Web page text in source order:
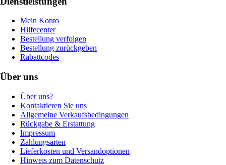
Mein Konto
Hilfecenter
Bestellung verfolgen
Bestellung zurückgeben
Rabattcodes
Über uns
Über uns?
Kontaktieren Sie uns
Allgemeine Verkaufsbedingungen
Rückgabe & Erstattung
Impressum
Zahlungsarten
Lieferkosten und Versandoptionen
Hinweis zum Datenschutz